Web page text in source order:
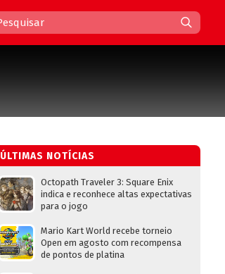
ÚLTIMAS NOTÍCIAS
Octopath Traveler 3: Square Enix
indica e reconhece altas expectativas
para o jogo
Mario Kart World recebe torneio
Open em agosto com recompensa
de pontos de platina